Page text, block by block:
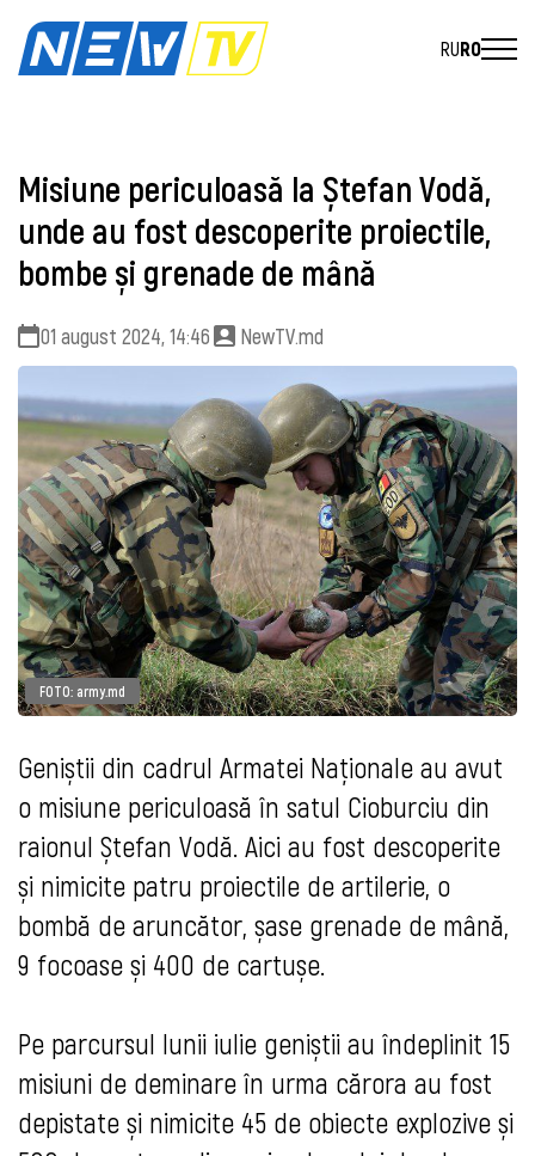
RURO
Misiune periculoasă la Ștefan Vodă,
unde au fost descoperite proiectile,
bombe și grenade de mână
01 august 2024, 14:46 NewTV.md
FOTO: army.md
Geniștii din cadrul Armatei Naționale au avut
o misiune periculoasă în satul Cioburciu din
raionul Ștefan Vodă. Aici au fost descoperite
și nimicite patru proiectile de artilerie, o
bombă de aruncător, șase grenade de mână,
9 focoase și 400 de cartușe.
Pe parcursul lunii iulie geniștii au îndeplinit 15
misiuni de deminare în urma cărora au fost
depistate și nimicite 45 de obiecte explozive și